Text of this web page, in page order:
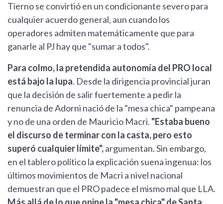
Tierno se convirtió en un condicionante severo para
cualquier acuerdo general, aun cuando los
operadores admiten matemáticamente que para
ganarle al PJ hay que "sumar a todos".
Para colmo, la pretendida autonomía del PRO local
está bajo la lupa. Desde la dirigencia provincial juran
que la decisión de salir fuertemente a pedir la
renuncia de Adorni nació de la "mesa chica" pampeana
y no de una orden de Mauricio Macri. "Estaba bueno
el discurso de terminar con la casta, pero esto
superó cualquier límite",argumentan. Sin embargo,
en el tablero político la explicación suena ingenua: los
últimos movimientos de Macri a nivel nacional
demuestran que el PRO padece el mismo mal que LLA.